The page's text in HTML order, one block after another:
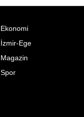
Ekonomi
İzmir-Ege
Magazin
Spor